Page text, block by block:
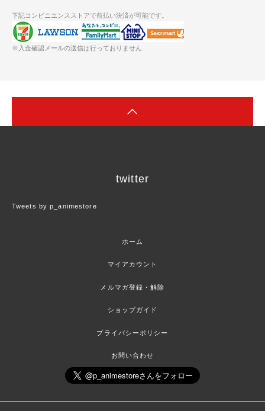
下記コンビニエンスストアで前払い決済が可能です。
※入金確認メールの送信は行っておりません
twitter
Tweets by p_animestore
ホーム
マイアカウント
メルマガ登録・解除
ショップガイド
プライバシーポリシー
お問い合わせ